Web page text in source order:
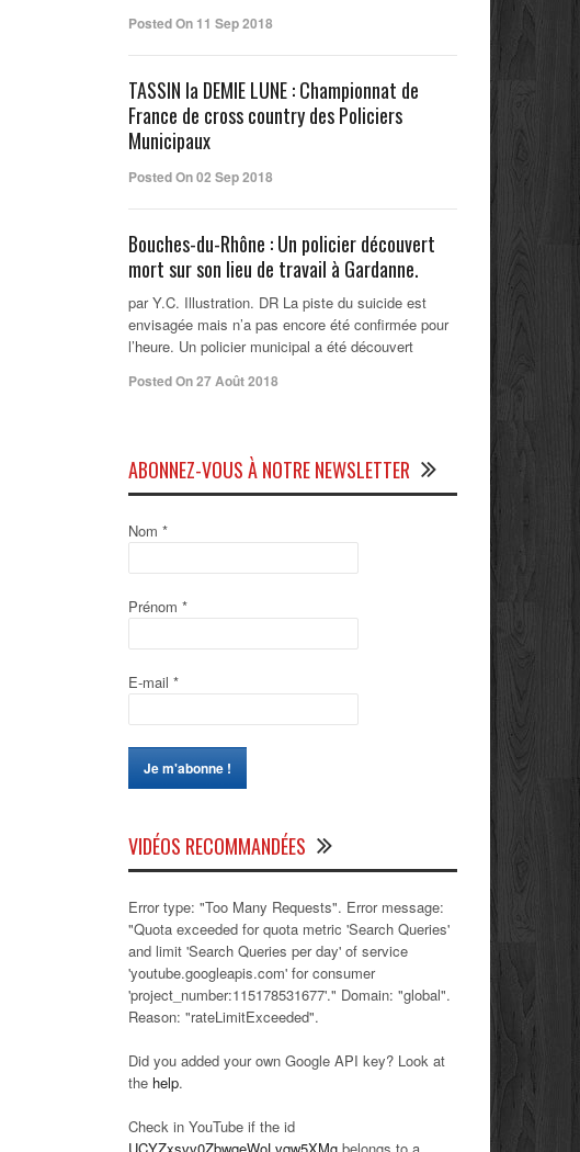
Posted On 11 Sep 2018
TASSIN la DEMIE LUNE : Championnat de
France de cross country des Policiers
Municipaux
Posted On 02 Sep 2018
Bouches-du-Rhône : Un policier découvert
mort sur son lieu de travail à Gardanne.
par Y.C. Illustration. DR La piste du suicide est
envisagée mais n’a pas encore été confirmée pour
l’heure. Un policier municipal a été découvert
Posted On 27 Août 2018
ABONNEZ-VOUS À NOTRE NEWSLETTER
Nom *
Prénom *
E-mail *
VIDÉOS RECOMMANDÉES
Error type: "Too Many Requests". Error message:
"Quota exceeded for quota metric 'Search Queries'
and limit 'Search Queries per day' of service
'youtube.googleapis.com' for consumer
'project_number:115178531677'." Domain: "global".
Reason: "rateLimitExceeded".
Did you added your own Google API key? Look at
the help.
Check in YouTube if the id
UCYZxsvv0ZbwqeWoLvqw5XMg belongs to a